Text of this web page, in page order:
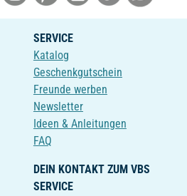
SERVICE
Katalog
Geschenkgutschein
Freunde werben
Newsletter
Ideen & Anleitungen
FAQ
DEIN KONTAKT ZUM VBS
SERVICE